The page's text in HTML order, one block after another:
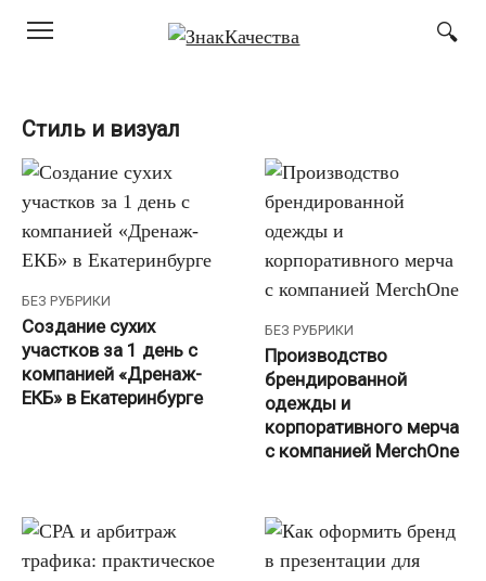
Стиль и визуал
БЕЗ РУБРИКИ
Создание сухих
участков за 1 день с
компанией «Дренаж-
ЕКБ» в Екатеринбурге
БЕЗ РУБРИКИ
Производство
брендированной
одежды и
корпоративного мерча
с компанией MerchOne